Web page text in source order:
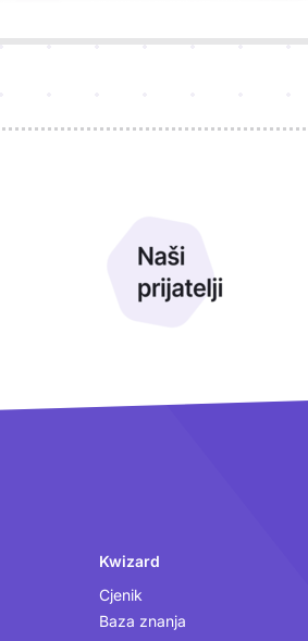
Kwizard
Cjenik
Baza znanja